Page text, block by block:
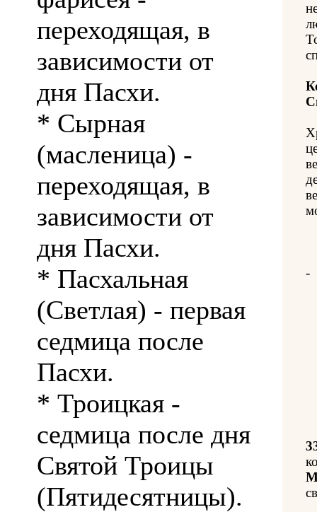
переходящая, в
зависимости от
дня Пасхи.
* Сырная
(масленица) -
переходящая, в
зависимости от
дня Пасхи.
* Пасхальная
(Светлая) - первая
седмица после
Пасхи.
* Троицкая -
седмица после дня
Святой Троицы
(Пятидесятницы).
-